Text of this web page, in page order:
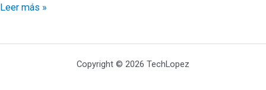
La
Sobre
Leer más »
Copyright © 2026 TechLopez